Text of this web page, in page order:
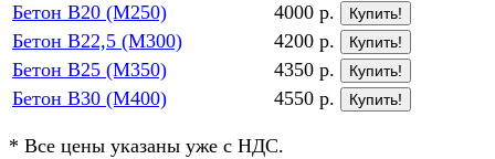
Бетон В20 (М250) 4000 р. Купить!
Бетон В22,5 (М300) 4200 р. Купить!
Бетон В25 (М350) 4350 р. Купить!
Бетон В30 (М400) 4550 р. Купить!
* Все цены указаны уже с НДС.